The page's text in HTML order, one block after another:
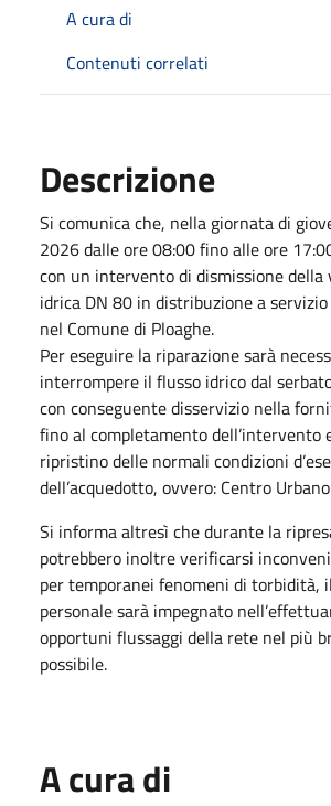
A cura di
Contenuti correlati
Descrizione
Si comunica che, nella giornata di
2026 dalle ore 08:00 fino alle ore
con un intervento di dismissione della
idrica DN 80 in distribuzione a
nel Comune di Ploaghe.
Per eseguire la riparazione sarà
interrompere il flusso idrico dal
con conseguente disservizio nella
fino al completamento dell’intervento
ripristino delle normali condizioni
dell’acquedotto, ovvero: Centro
Si informa altresì che durante la
potrebbero inoltre verificarsi
per temporanei fenomeni di torbidità,
personale sarà impegnato
opportuni flussaggi della rete nel più
possibile.
A cura di